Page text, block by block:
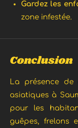
Gardez les
zone infestée.
Conclusion
La présence de
asiatiques à
pour les
guêpes, frelons